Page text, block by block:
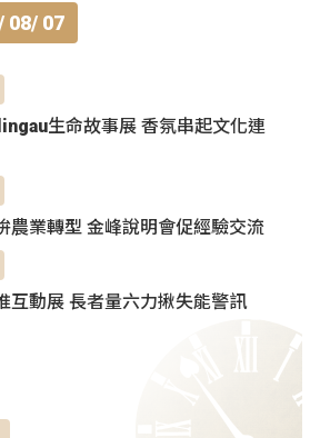
08/ 07
生命故事展 香氛串起文化連
農業轉型 金峰說明會促經驗交流
互動展 長者量六力揪失能警訊